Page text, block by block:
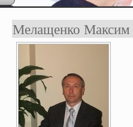
Мелащенко Максим